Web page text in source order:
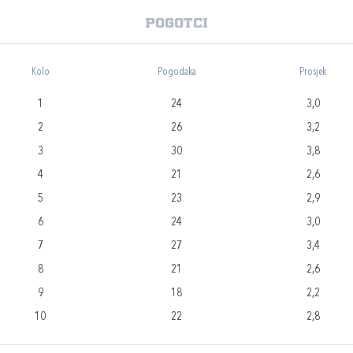
Pogotci
Kolo Pogodaka Prosjek
1 24
3,0
2
26
3,2
3
30
3,8
4
21
2,6
5
23
2,9
6
24
3,0
7
27
3,4
8
21
2,6
9
18
2,2
10
22 2,8